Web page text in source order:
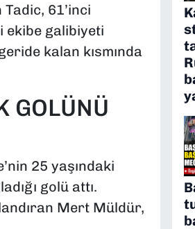
61’inci
ekibe galibiyeti
kalan kısmında
GOLÜNÜ
25 yaşındaki
golü attı.
Mert Müldür,